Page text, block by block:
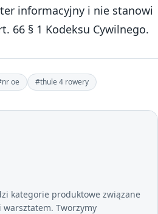
informacyjny i nie stanowi
66 § 1 Kodeksu Cywilnego.
oe #thule 4 rowery
kategorie produktowe związane
Tworzymy